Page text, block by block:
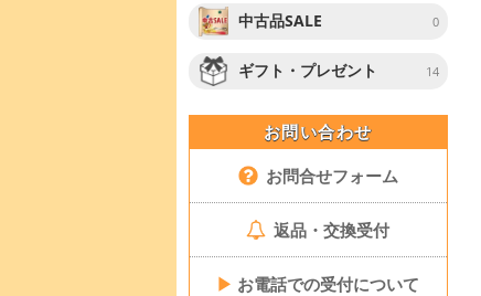
中古品SALE 0
ギフト・プレゼント 14
お問い合わせ
お問合せフォーム
返品・交換受付
▶ お電話での受付について